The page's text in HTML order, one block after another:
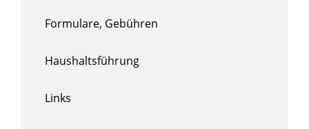
Formulare, Gebühren
Haushaltsführung
Links